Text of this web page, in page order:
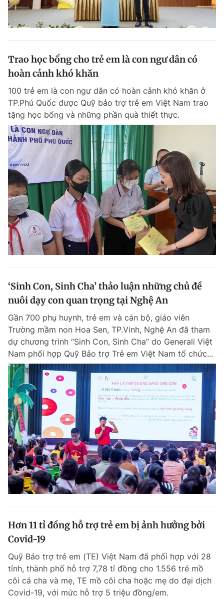
Trao học bổng cho trẻ em là con ngư dân có
hoàn cảnh khó khăn
100 trẻ em là con ngư dân có hoàn cảnh khó khăn ở
TP.Phú Quốc được Quỹ bảo trợ trẻ em Việt Nam trao
tặng học bổng và những phần quà thiết thực.
‘Sinh Con, Sinh Cha’ thảo luận những chủ đề
nuôi dạy con quan trọng tại Nghệ An
Gần 700 phụ huynh, trẻ em và cán bộ, giáo viên
Trường mầm non Hoa Sen, TP.Vinh, Nghệ An đã tham
dự chương trình “Sinh Con, Sinh Cha” do Generali Việt
Nam phối hợp Quỹ Bảo trợ Trẻ em Việt Nam tổ chức...
Hơn 11 tỉ đồng hỗ trợ trẻ em bị ảnh hưởng bởi
Covid-19
Quỹ Bảo trợ trẻ em (TE) Việt Nam đã phối hợp với 28
tỉnh, thành phố hỗ trợ 7,78 tỉ đồng cho 1.556 trẻ mồ
côi cả cha và mẹ, TE mồ côi cha hoặc mẹ do đại dịch
Covid-19, với mức hỗ trợ 5 triệu đồng/em.